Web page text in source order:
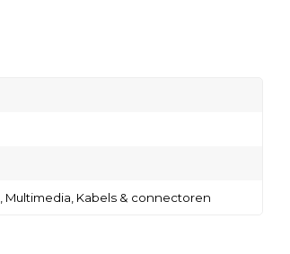
Multimedia, Kabels & connectoren